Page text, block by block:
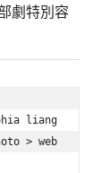
劇特別容
liang
> web